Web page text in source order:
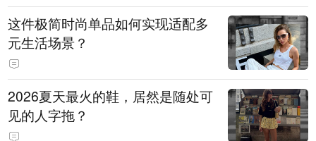
这件极简时尚单品如何实现适配多
元生活场景？
2026夏天最火的鞋，居然是随处可
见的人字拖？